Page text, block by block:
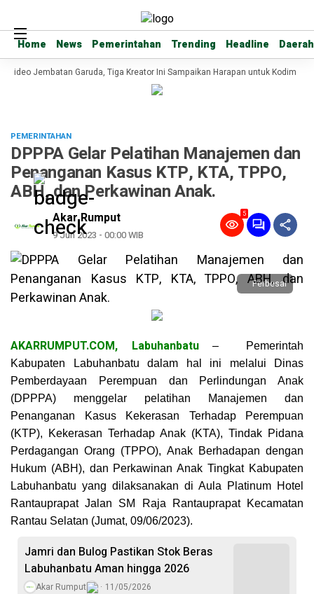
Home News Pemerintahan Trending Headline Daerah
Home News Pemerintahan Trending Headline Daerah
Jembatan Garuda, Tiga Kreator Ini Sampaikan Harapan untuk Kodim
PEMERINTAHAN
DPPPA Gelar Pelatihan Manajemen dan
Penanganan Kasus KTP, KTA, TPPO,
ABH, dan Perkawinan Anak.
Akar Rumput
9 Jun 2023 - 00:00 WIB
5
Perbesar
AKARRUMPUT.COM, Labuhanbatu– Pemerintah
Kabupaten Labuhanbatu dalam hal ini melalui Dinas
Pemberdayaan Perempuan dan Perlindungan Anak
(DPPPA) menggelar pelatihan Manajemen dan
Penanganan Kasus Kekerasan Terhadap Perempuan
(KTP), Kekerasan Terhadap Anak (KTA), Tindak Pidana
Perdagangan Orang (TPPO), Anak Berhadapan dengan
Hukum (ABH), dan Perkawinan Anak Tingkat Kabupaten
Labuhanbatu yang dilaksanakan di Aula Platinum Hotel
Rantauprapat Jalan SM Raja Rantauprapat Kecamatan
Rantau Selatan (Jumat, 09/06/2023).
Jamri dan Bulog Pastikan Stok Beras
Labuhanbatu Aman hingga 2026
Akar Rumput 11/05/2026